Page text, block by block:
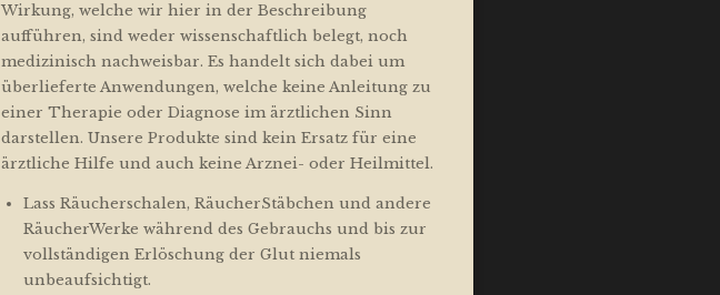
Wirkung, welche wir hier in der Beschreibung
aufführen, sind weder wissenschaftlich belegt, noch
medizinisch nachweisbar. Es handelt sich dabei um
überlieferte Anwendungen, welche keine Anleitung zu
einer Therapie oder Diagnose im ärztlichen Sinn
darstellen. Unsere Produkte sind kein Ersatz für eine
ärztliche Hilfe und auch keine Arznei- oder Heilmittel.
Lass Räucherschalen, RäucherStäbchen und andere
RäucherWerke während des Gebrauchs und bis zur
vollständigen Erlöschung der Glut niemals
unbeaufsichtigt.